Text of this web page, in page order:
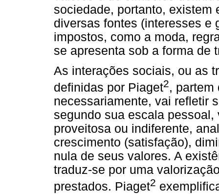
sociedade, portanto, existem
diversas fontes (interesses e
impostos, como a moda,
se apresenta sob a forma de
As interações sociais, ou as
definidas por Piaget2, partem
necessariamente, vai refletir
segundo sua escala
proveitosa ou indiferente,
crescimento (satisfação),
nula de seus valores. A
traduz-se por uma
prestados. Piaget2